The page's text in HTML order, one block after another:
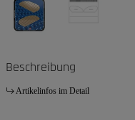
Beschreibung
Artikelinfos im Detail